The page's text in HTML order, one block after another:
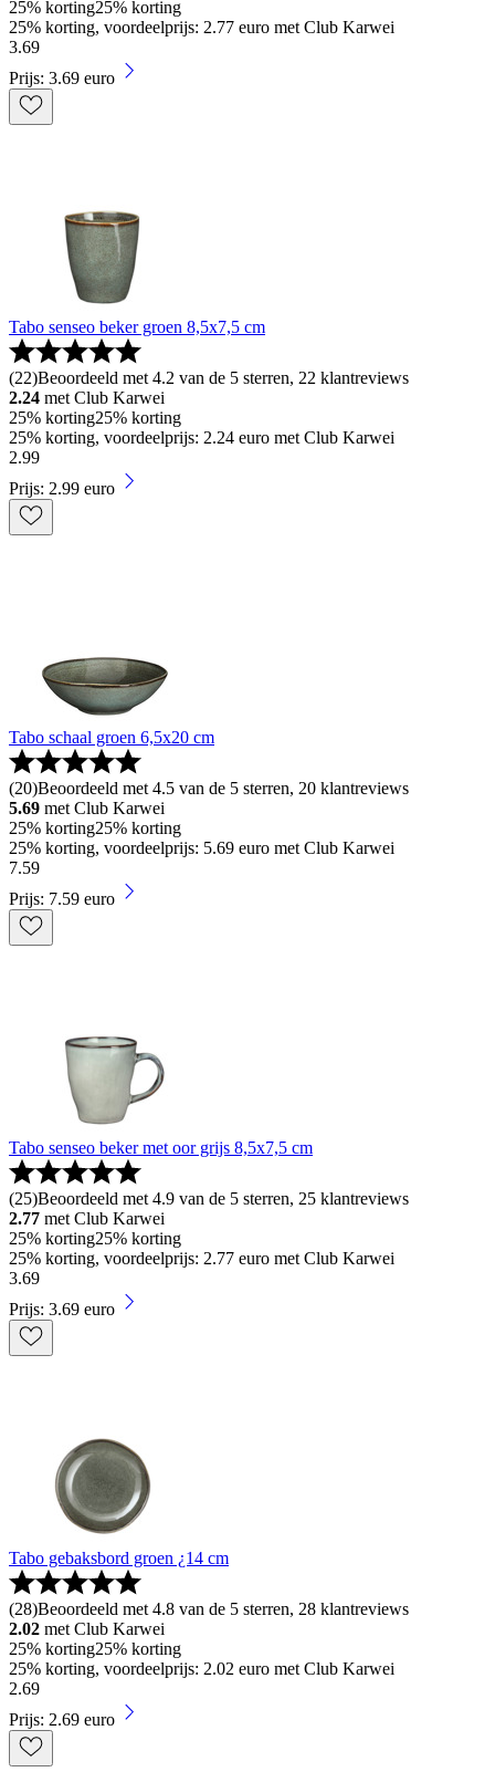
25% korting25% korting
25% korting, voordeelprijs: 2.77 euro met Club Karwei
3.69
Prijs: 3.69 euro
Tabo senseo beker groen 8,5x7,5 cm
(22)Beoordeeld met 4.2 van de 5 sterren, 22 klantreviews
2.24 met Club Karwei
25% korting25% korting
25% korting, voordeelprijs: 2.24 euro met Club Karwei
2.99
Prijs: 2.99 euro
Tabo schaal groen 6,5x20 cm
(20)Beoordeeld met 4.5 van de 5 sterren, 20 klantreviews
5.69 met Club Karwei
25% korting25% korting
25% korting, voordeelprijs: 5.69 euro met Club Karwei
7.59
Prijs: 7.59 euro
Tabo senseo beker met oor grijs 8,5x7,5 cm
(25)Beoordeeld met 4.9 van de 5 sterren, 25 klantreviews
2.77 met Club Karwei
25% korting25% korting
25% korting, voordeelprijs: 2.77 euro met Club Karwei
3.69
Prijs: 3.69 euro
Tabo gebaksbord groen ¿14 cm
(28)Beoordeeld met 4.8 van de 5 sterren, 28 klantreviews
2.02 met Club Karwei
25% korting25% korting
25% korting, voordeelprijs: 2.02 euro met Club Karwei
2.69
Prijs: 2.69 euro